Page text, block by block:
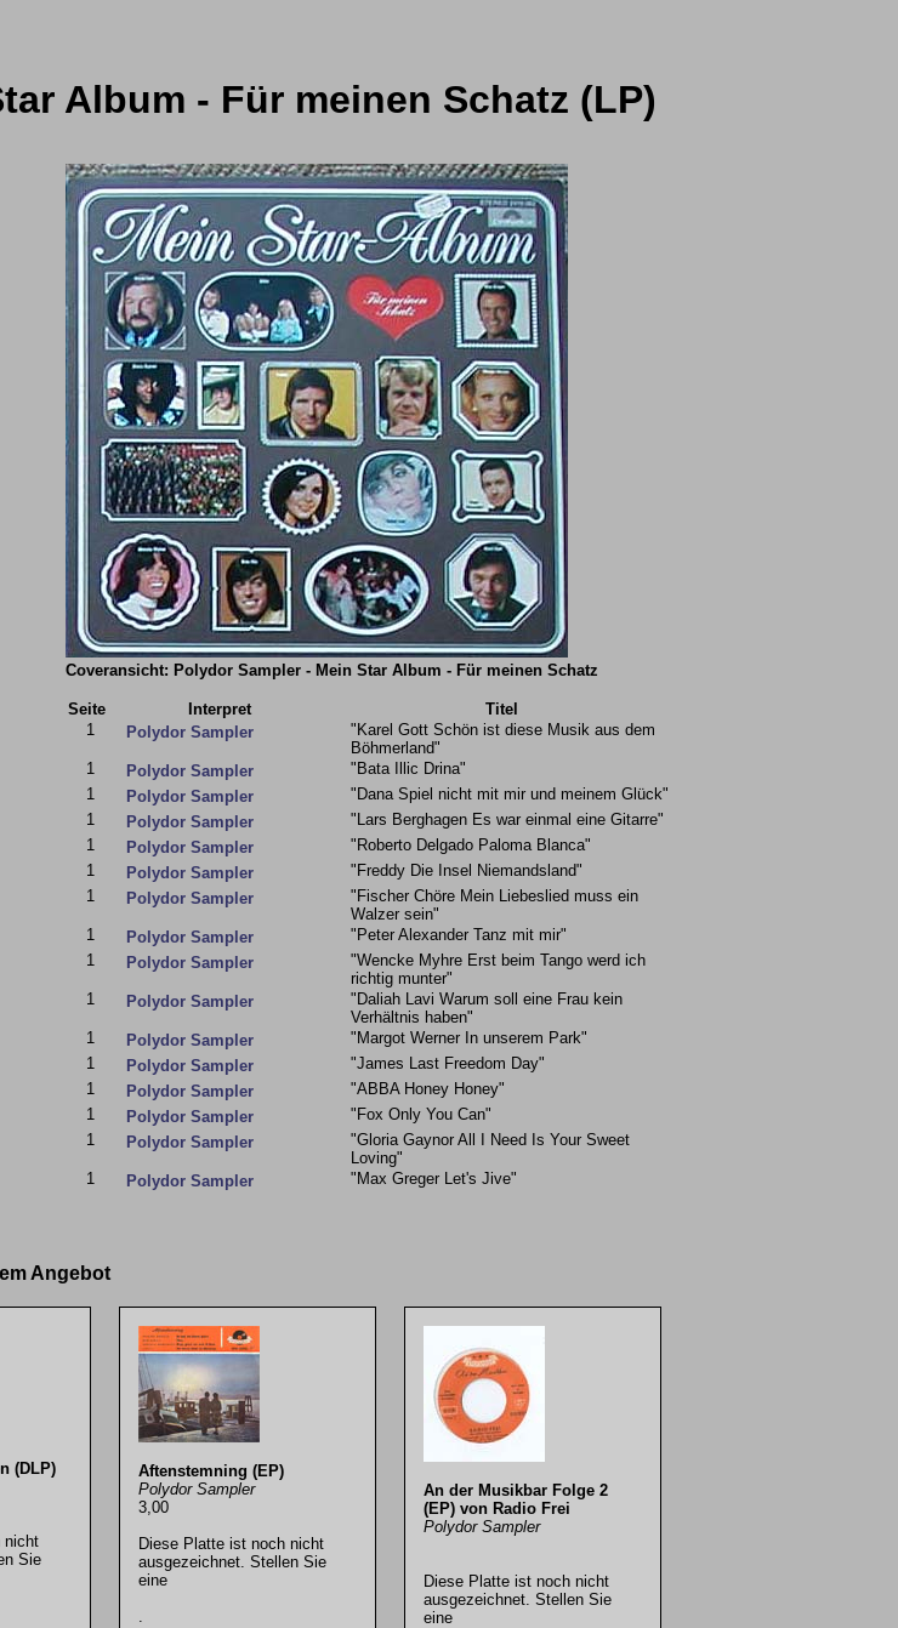
Album - Für meinen Schatz (LP)
Coveransicht: Polydor Sampler - Mein Star Album - Für meinen Schatz
Seite Interpret
Titel
1
Polydor Sampler
"Karel Gott Schön ist diese Musik aus dem
Böhmerland"
1
Polydor Sampler
"Bata Illic Drina"
1
Polydor Sampler
"Dana Spiel nicht mit mir und meinem Glück"
1
Polydor Sampler
"Lars Berghagen Es war einmal eine Gitarre"
1
Polydor Sampler
"Roberto Delgado Paloma Blanca"
1
Polydor Sampler
"Freddy Die Insel Niemandsland"
1
Polydor Sampler
"Fischer Chöre Mein Liebeslied muss ein
Walzer sein"
1
Polydor Sampler
"Peter Alexander Tanz mit mir"
1
Polydor Sampler
"Wencke Myhre Erst beim Tango werd ich
richtig munter"
1
Polydor Sampler
"Daliah Lavi Warum soll eine Frau kein
Verhältnis haben"
1
Polydor Sampler
"Margot Werner In unserem Park"
1
Polydor Sampler
"James Last Freedom Day"
1
Polydor Sampler
"ABBA Honey Honey"
1
Polydor Sampler
"Fox Only You Can"
1
Polydor Sampler
"Gloria Gaynor All I Need Is Your Sweet
Loving"
1
Polydor Sampler "Max Greger Let's Jive"
Angebot
(DLP)
nicht
Sie
Aftenstemning (EP)
Polydor Sampler
3,00
Diese Platte ist noch nicht
ausgezeichnet. Stellen Sie
eine
An der Musikbar Folge 2
(EP) von Radio Frei
Polydor Sampler
Diese Platte ist noch nicht
ausgezeichnet. Stellen Sie
eine